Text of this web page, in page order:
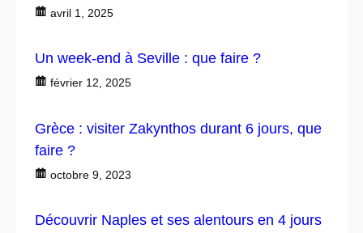
avril 1, 2025
Un week-end à Seville : que faire ?
février 12, 2025
Grèce : visiter Zakynthos durant 6 jours, que
faire ?
octobre 9, 2023
Découvrir Naples et ses alentours en 4 jours